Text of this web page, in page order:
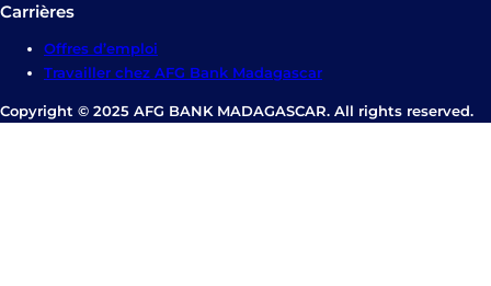
Carrières
Offres d’emploi
Travailler chez AFG Bank Madagascar
Copyright © 2025 AFG BANK MADAGASCAR. All rights reserved.